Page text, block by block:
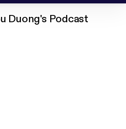
Duong's Podcast